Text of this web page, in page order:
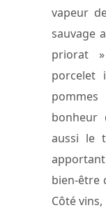
vapeur
sauvage
priorat
porcelet
bonheur
aussi le
bien-être
Côté